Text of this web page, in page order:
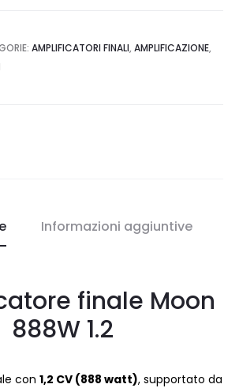
AMPLIFICATORI FINALI, AMPLIFICAZIONE,
Informazioni aggiuntive
finale Moon
888W 1.2
con 1,2 CV (888 watt), supportato da